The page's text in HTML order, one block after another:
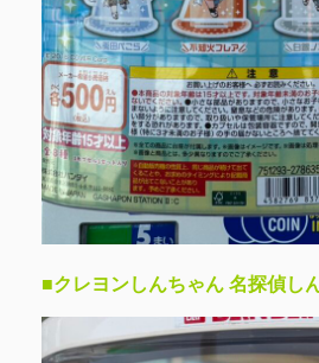
■クレヨンしんちゃん 名探偵し